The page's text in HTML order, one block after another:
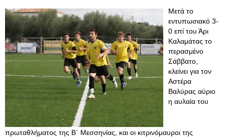
Μετά το
εντυπωσιακό 3-
0 επί του Άρι
Καλαμάτας το
περασμένο
Σάββατο,
κλείνει για τον
Αστέρα
Βαλύρας αύριο
η αυλαία του
πρωταθλήματος της Β΄ Μεσσηνίας, και οι κιτρινόμαυροι της